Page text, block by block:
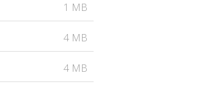
1 MB
4 MB
4 MB